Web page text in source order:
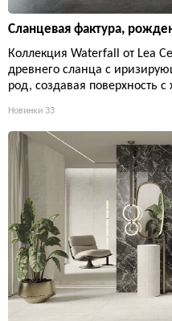
Сланцевая фактура,
Коллекция Waterfall от Lea
древнего сланца с
род, создавая поверхность
Новинки 33